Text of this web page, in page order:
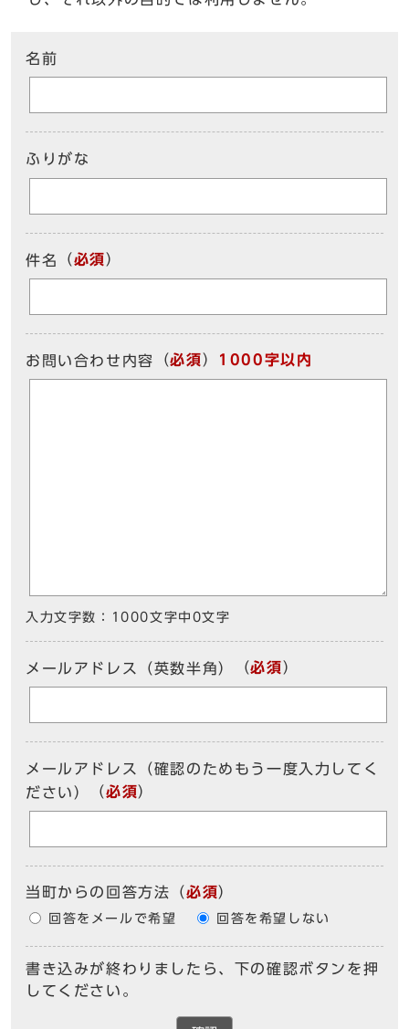
名前
ふりがな
件名 （必須）
お問い合わせ内容 （必須） 1000字以内
入力文字数： 1000文字中 0文字
メールアドレス（英数半角） （必須）
メールアドレス（確認のためもう一度入力してく
ださい）
（必須）
当町からの回答方法 （必須）
回答をメールで希望 回答を希望しない
書き込みが終わりましたら、下の確認ボタンを押
してください。